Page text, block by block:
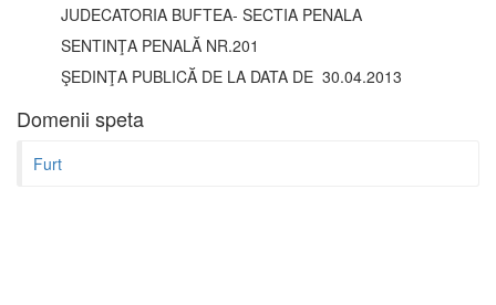
JUDECATORIA BUFTEA- SECTIA PENALA
SENTINŢA PENALĂ NR.201
ŞEDINŢA PUBLICĂ DE LA DATA DE 30.04.2013
Domenii speta
Furt